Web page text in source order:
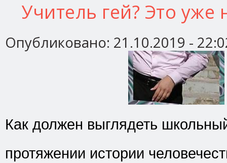
Учитель гей? Это уже
Опубликовано: 21.10.2019 -
Как должен выглядеть
протяжении истории